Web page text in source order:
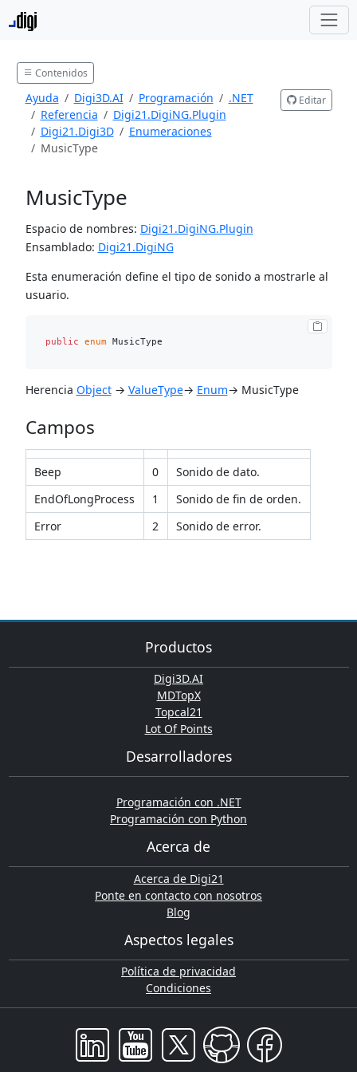
Contenidos
Ayuda Digi3D.AI Programación
.NET
Referencia
Digi21.DigiNG.Plugin
Digi21.Digi3D
Enumeraciones
MusicType
Editar
MusicType
Espacio de nombres: Digi21.DigiNG.Plugin
Ensamblado: Digi21.DigiNG
Esta enumeración define el tipo de sonido a mostrarle al
usuario.
public enum
Herencia Object→ ValueType→ Enum→ MusicType
Campos
Beep 0
Sonido de dato.
EndOfLongProcess
1
Sonido de fin de orden.
Error
2 Sonido de error.
Productos
Digi3D.AI
MDTopX
Topcal21
Lot Of Points
Desarrolladores
Programación con .NET
Programación con Python
Acerca de
Acerca de Digi21
Ponte en contacto con nosotros
Blog
Aspectos legales
Política de privacidad
Condiciones